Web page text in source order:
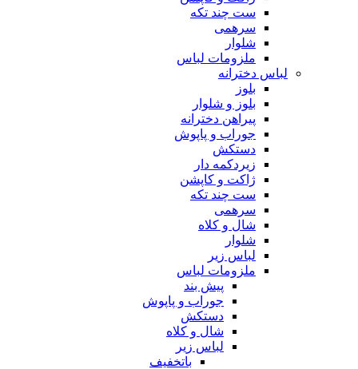
ست چند تکه
سرهمی
شلوار
ملزومات لباس
لباس دخترانه
بلوز
بلوز و شلوار
پیراهن دخترانه
جوراب و پاپوش
دستکش
زیردکمه دار
ژاکت و کاپشن
ست چند تکه
سرهمی
شال و کلاه
شلوار
لباس زیر
ملزومات لباس
پیش بند
جوراب و پاپوش
دستکش
شال و کلاه
لباس زیر
باتخفیف